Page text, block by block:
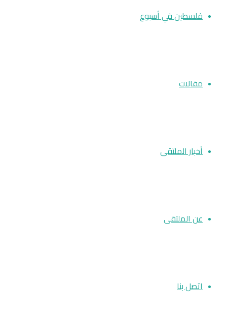
فلسطين في أسبوع
مقالات
أخبار الملتقى
عن الملتقى
اتصل بنا